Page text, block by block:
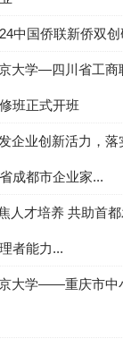
中国侨联新侨双
大学—四川省工商
班正式开班
企业创新活力，
成都市企业家...
人才培养 共助首
者能力...
大学——重庆市中